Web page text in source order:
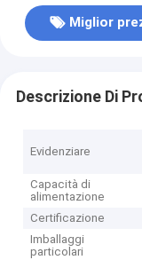
Miglior
Descrizione Di
Evidenziare
Capacità di
alimentazione
Certificazione
Imballaggi
particolari